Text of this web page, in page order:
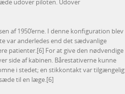
udover piloten. Udover
af 1950’erne. I denne konfiguration blev
var anderledes end det sædvanlige
patienter.[6] For at give den nødvendige
side af kabinen. Bårestativerne kunne
i stedet; en stikkontakt var tilgængelig
til en læge.[6]